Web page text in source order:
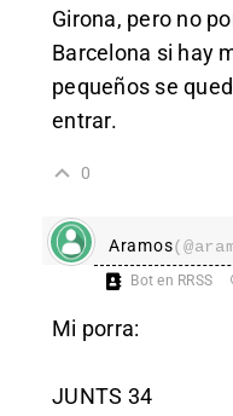
Girona, pero no
Barcelona si hay
pequeños se
entrar.
0
Aramos
Bot en RRSS
Mi porra:
JUNTS 34